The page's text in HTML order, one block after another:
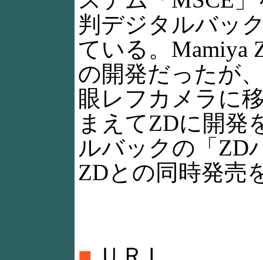
判デジタルバッ
ている。Mamiya
の開発だったが
眼レフカメラに
まえてZDに開発
ルバックの「ZD
ZDとの同時発売